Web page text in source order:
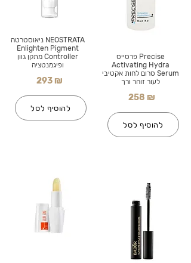
NEOSTRATA ניאוסטרטה
Enlighten Pigment
Controller מתקן גוון
ופיגמנטציה
293 ₪
להוסיף לסל
Precise פרסייס
Activating Hydra
Serum סרום לחות אקטיבי
לעור זוהר ורך
258 ₪
להוסיף לסל